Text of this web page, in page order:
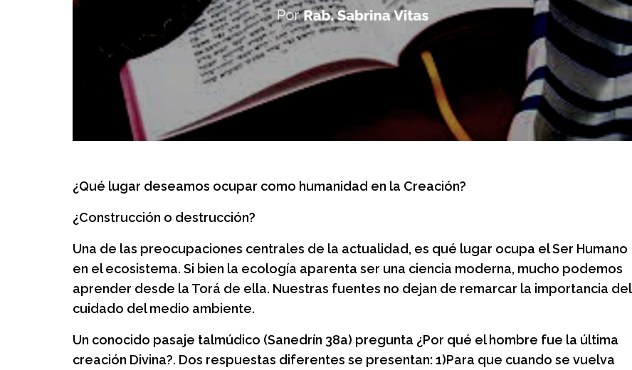
¿Qué lugar deseamos ocupar como humanidad en la Creación?
¿Construcción o destrucción?
Una de las preocupaciones centrales de la actualidad, es qué lugar ocupa el Ser Humano
en el ecosistema. Si bien la ecología aparenta ser una ciencia moderna, mucho podemos
aprender desde la Torá de ella. Nuestras fuentes no dejan de remarcar la importancia del
cuidado del medio ambiente.
Un conocido pasaje talmúdico (Sanedrín 38a) pregunta ¿Por qué el hombre fue la última
creación Divina?. Dos respuestas diferentes se presentan: 1)Para que cuando se vuelva
crianza, juego y encuentro
Un espacio de juego, placer y encuentro
para las familias.
secretos y la magia
detrás del Teatro Colón